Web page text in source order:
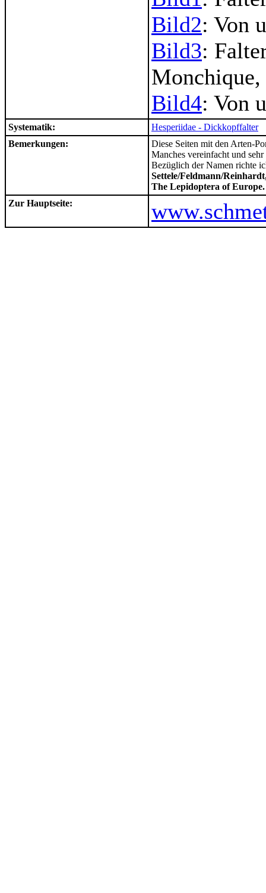
Bild2: Von
Bild3:
Bild4: Von
Systematik:
Hesperiidae - Dickkopffalter
Bemerkungen:
Diese Seiten mit den Arten-
Manches vereinfacht und
Bezüglich der Namen richte
Settele/Feldmann/
The Lepidoptera of
Zur Hauptseite: